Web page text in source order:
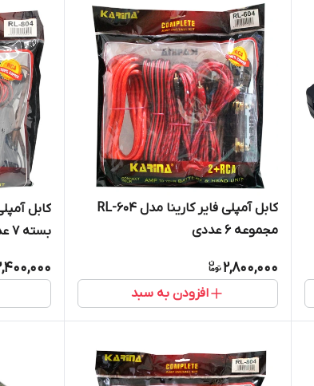
کابل آمپلی فایر کارینا مدل RL-604
مجموعه 6 عددی
2,800,000
افزودن به سبد
بسته 7 عددی